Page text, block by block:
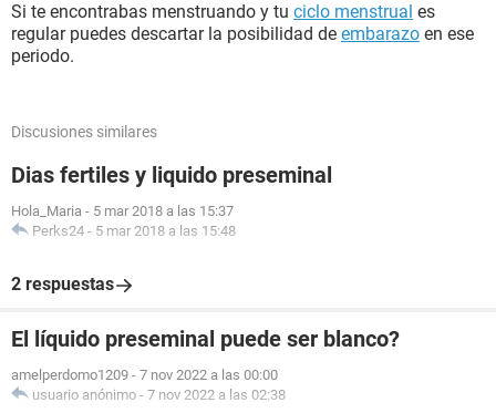
Si te encontrabas menstruando y tu ciclo menstrual es
regular puedes descartar la posibilidad de embarazo en ese
periodo.
Discusiones similares
Dias fertiles y liquido preseminal
Hola_Maria - 5 mar 2018 a las 15:37
Perks24 - 5 mar 2018 a las 15:48
2 respuestas
El líquido preseminal puede ser blanco?
amelperdomo1209 - 7 nov 2022 a las 00:00
usuario anónimo - 7 nov 2022 a las 02:38